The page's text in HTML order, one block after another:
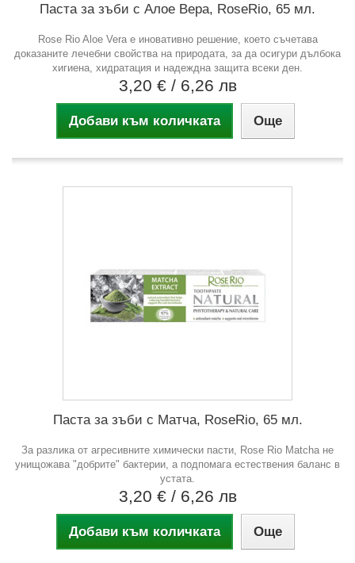
Паста за зъби с Алое Вера, RoseRio, 65 мл.
Rose Rio Aloe Vera е иновативно решение, което съчетава
доказаните лечебни свойства на природата, за да осигури дълбока
хигиена, хидратация и надеждна защита всеки ден.
3,20 € / 6,26 лв
Добави към количката Още
Паста за зъби с Матча, RoseRio, 65 мл.
За разлика от агресивните химически пасти, Rose Rio Matcha не
унищожава "добрите" бактерии, а подпомага естествения баланс в
устата.
3,20 € / 6,26 лв
Добави към количката Още